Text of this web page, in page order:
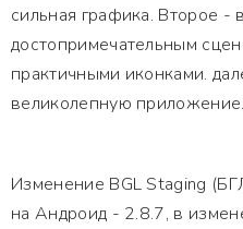
сильная графика. Второе -
достопримечательным
практичными иконками.
великолепную приложение.
Изменение BGL Staging
на Андроид - 2.8.7, в